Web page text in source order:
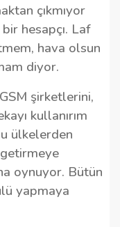
çıkmıyor
hesapçı. Laf
hava olsun
diyor.
şirketlerini,
kullanırım
ülkelerden
oynuyor. Bütün
yapmaya